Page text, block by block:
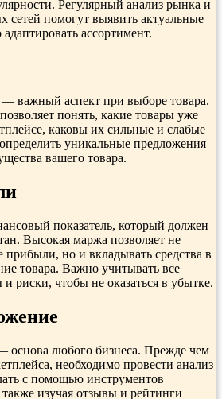
Регулярный анализ рынка и
сетей помогут выявить актуальные
ассортимент.
важный аспект при выборе товара.
понять, какие товары уже
каковы их сильные и слабые
уникальные предложения
вашего товара.
показатель, который должен
Высокая маржа позволяет не
прибыли, но и вкладывать средства в
товара. Важно учитывать все
риски, чтобы не оказаться в убытке.
основа любого бизнеса. Прежде чем
необходимо провести анализ
с помощью инструментов
изучая отзывы и рейтинги